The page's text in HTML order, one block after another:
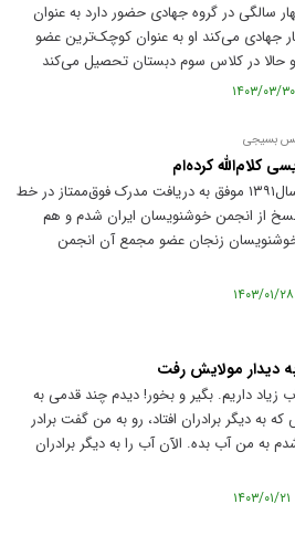
سالگی در گروه جهادی حضور دارد به عنوان
جهادی می‌کند او به عنوان کوچک‌ترین عضو
حالا در کلاس سوم دبستان تحصیل می‌کند
بسیجی
کلام‌الله کرده‌ام
با تلاش مضاعف در تمرینات در سال۱۳۹۱ موفق به دریافت مدرک فوق‌ممتاز در خط
از انجمن خوشنویسان ایران شدم و هم
زنجان عضو مجمع آن انجمن
دیدار مولایش رفت
زیاد داریم. بگیر و بخور! دیدم چند قدمی به
به دیگر برادران افتاد، رو به من گفت برادر
به من آب بده. الآن آب را به دیگر برادران